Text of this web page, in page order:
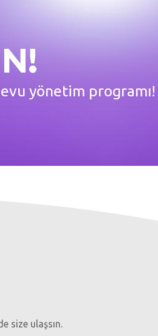
yönetim programı!
size ulaşsın.